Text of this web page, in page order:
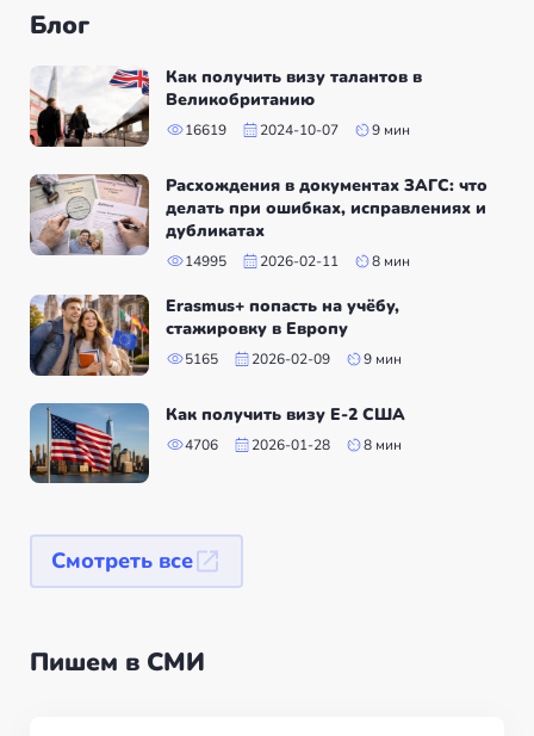
Блог
Смотреть все
Как получить визу талантов в
Великобританию
16619 2024-10-07 9 мин
Расхождения в документах ЗАГС: что
делать при ошибках, исправлениях и
дубликатах
14995 2026-02-11 8 мин
Erasmus+ попасть на учёбу,
стажировку в Европу
5165 2026-02-09 9 мин
Как получить визу Е-2 США
4706 2026-01-28 8 мин
Пишем в СМИ